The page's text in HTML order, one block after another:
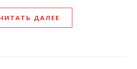
ДАЛЕЕ